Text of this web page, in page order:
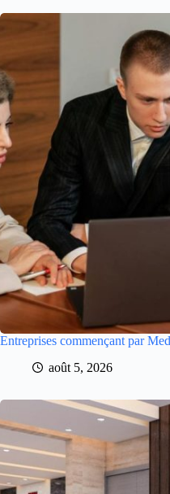
Entreprises commençant par
août 5, 2026